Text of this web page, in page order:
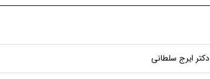
دکتر ایرج سلطانی